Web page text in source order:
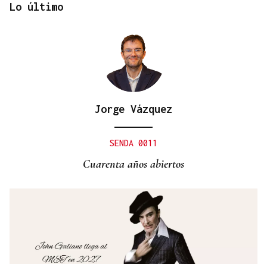
¿Sabe usted que la reina Letizia hizo un guiño a
Lo último
Jorge Vázquez
SENDA 0011
Cuarenta años abiertos